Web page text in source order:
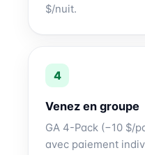
$/nuit.
Venez en groupe
GA 4-Pack (−10 $/
avec paiement